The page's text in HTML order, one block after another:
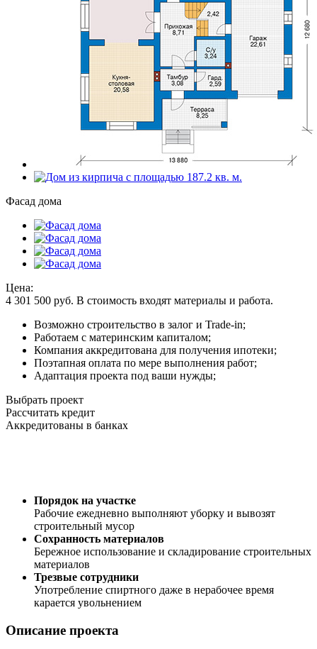
Фасад дома
Цена:
4 301 500 руб. В стоимость входят материалы и работа.
Возможно строительство в залог и Trade-in;
Работаем с материнским капиталом;
Компания аккредитована для получения ипотеки;
Поэтапная оплата по мере выполнения работ;
Адаптация проекта под ваши нужды;
Выбрать проект
Рассчитать кредит
Аккредитованы в банках
Порядок на участке
Рабочие ежедневно выполняют уборку и вывозят
строительный мусор
Сохранность материалов
Бережное использование и складирование строительных
материалов
Трезвые сотрудники
Употребление спиртного даже в нерабочее время
карается увольнением
Описание проекта